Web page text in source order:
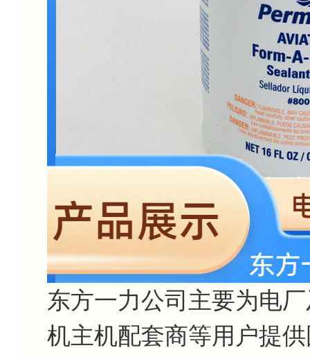
东方一力公司主要为电
机主机配套商等用户提